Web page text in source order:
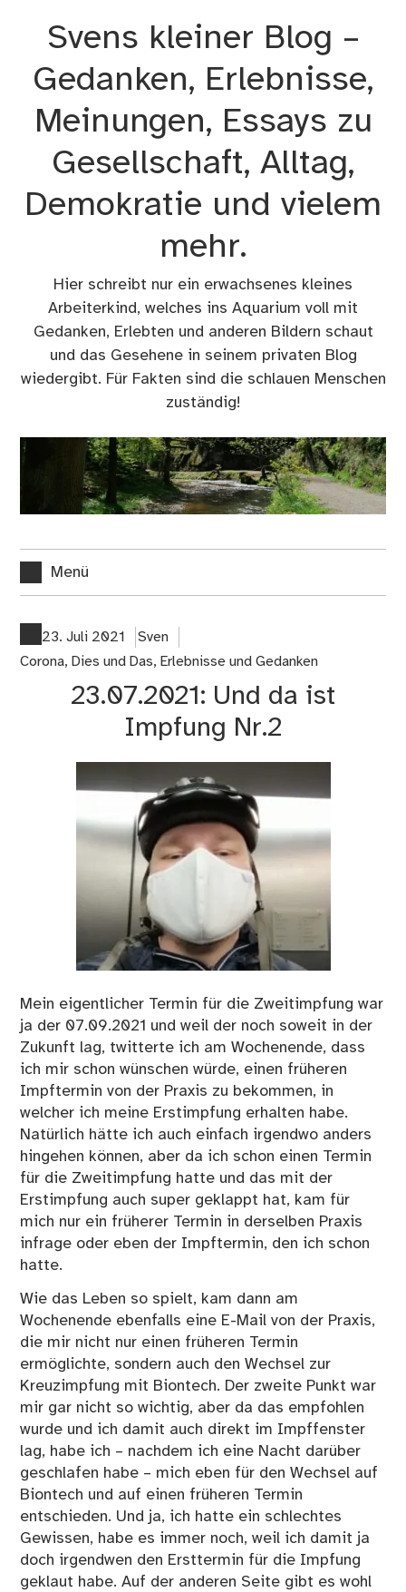
Svens kleiner Blog –
Gedanken, Erlebnisse,
Meinungen, Essays zu
Gesellschaft, Alltag,
Demokratie und vielem
mehr.
Hier schreibt nur ein erwachsenes kleines
Arbeiterkind, welches ins Aquarium voll mit
Gedanken, Erlebten und anderen Bildern schaut
und das Gesehene in seinem privaten Blog
wiedergibt. Für Fakten sind die schlauen Menschen
zuständig!
Menü
23. Juli 2021
Sven
Corona, Dies und Das, Erlebnisse und Gedanken
23.07.2021: Und da ist
Impfung Nr.2
Mein eigentlicher Termin für die Zweitimpfung war
ja der 07.09.2021 und weil der noch soweit in der
Zukunft lag, twitterte ich am Wochenende, dass
ich mir schon wünschen würde, einen früheren
Impftermin von der Praxis zu bekommen, in
welcher ich meine Erstimpfung erhalten habe.
Natürlich hätte ich auch einfach irgendwo anders
hingehen können, aber da ich schon einen Termin
für die Zweitimpfung hatte und das mit der
Erstimpfung auch super geklappt hat, kam für
mich nur ein früherer Termin in derselben Praxis
infrage oder eben der Impftermin, den ich schon
hatte.
Wie das Leben so spielt, kam dann am
Wochenende ebenfalls eine E-Mail von der Praxis,
die mir nicht nur einen früheren Termin
ermöglichte, sondern auch den Wechsel zur
Kreuzimpfung mit Biontech. Der zweite Punkt war
mir gar nicht so wichtig, aber da das empfohlen
wurde und ich damit auch direkt im Impffenster
lag, habe ich – nachdem ich eine Nacht darüber
geschlafen habe – mich eben für den Wechsel auf
Biontech und auf einen früheren Termin
entschieden. Und ja, ich hatte ein schlechtes
Gewissen, habe es immer noch, weil ich damit ja
doch irgendwen den Ersttermin für die Impfung
geklaut habe. Auf der anderen Seite gibt es wohl